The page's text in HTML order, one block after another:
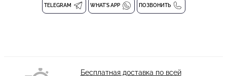
TELEGRAM WHAT'S APP ПОЗВОНИТЬ
Бесплатная доставка по всей